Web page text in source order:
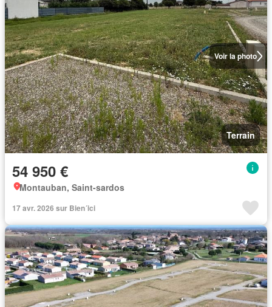
Voir la photo
Terrain
54 950 €
Montauban, Saint-sardos
17 avr. 2026 sur Bien´ici